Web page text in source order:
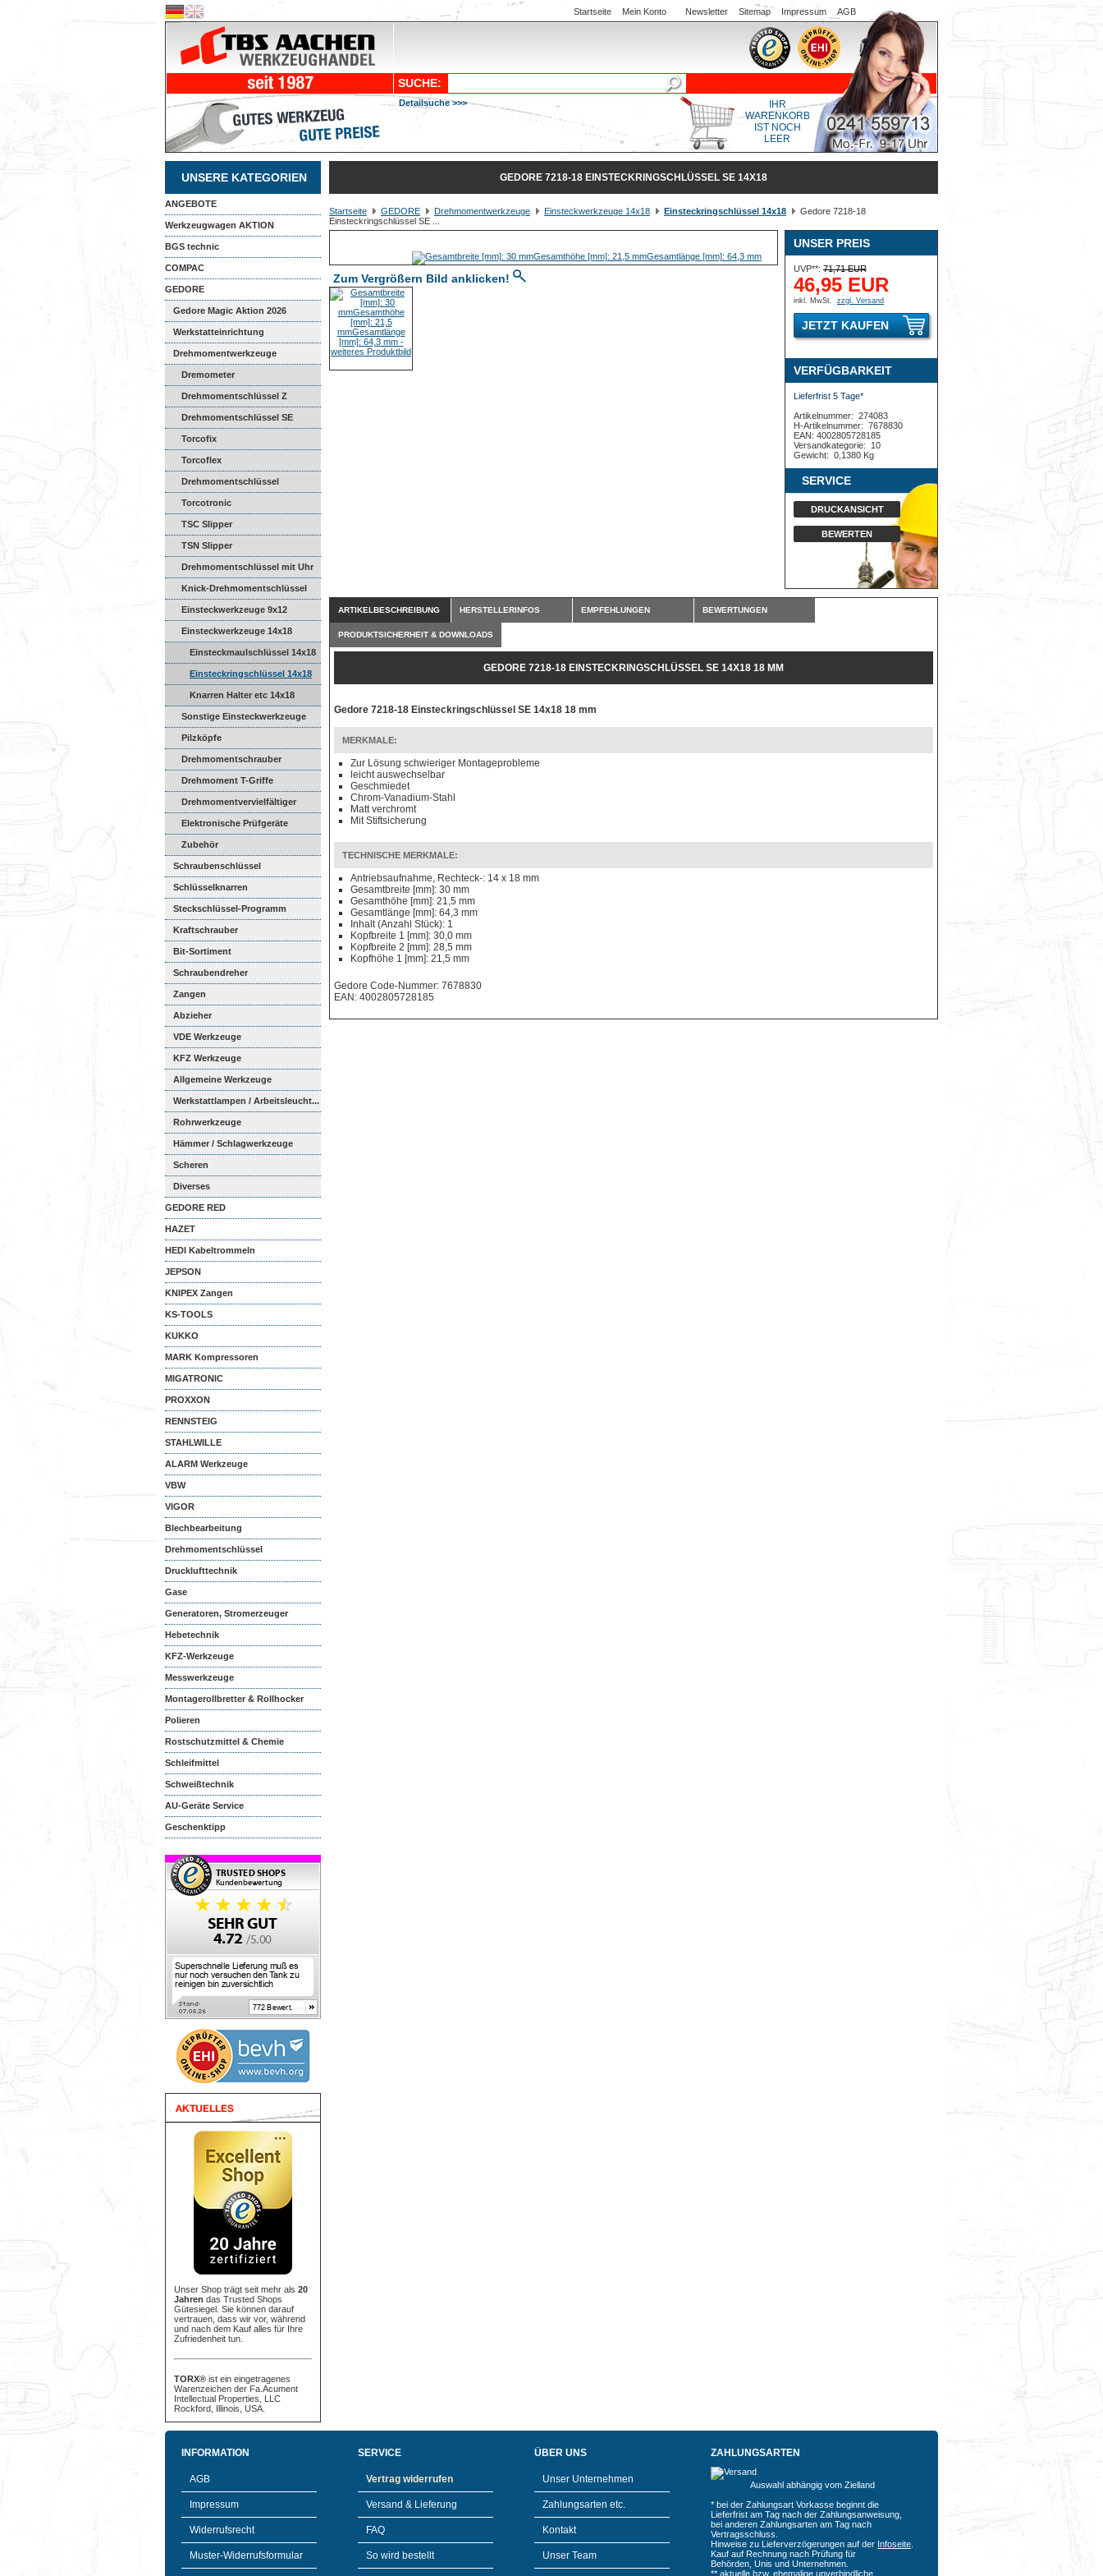
Startseite Mein Konto Newsletter Sitemap Impressum AGB
SUCHE:
Detailsuche >>>
IHR
WARENKORB
IST NOCH
LEER
UNSERE KATEGORIEN
ANGEBOTE
Werkzeugwagen AKTION
BGS technic
COMPAC
GEDORE
Gedore Magic Aktion 2026
Werkstatteinrichtung
Drehmomentwerkzeuge
Dremometer
Drehmomentschlüssel Z
Drehmomentschlüssel SE
Torcofix
Torcoflex
Drehmomentschlüssel
DREMASTER
Torcotronic
TSC Slipper
TSN Slipper
Drehmomentschlüssel mit Uhr
Knick-Drehmomentschlüssel
Einsteckwerkzeuge 9x12
Einsteckwerkzeuge 14x18
Einsteckmaulschlüssel 14x18
Einsteckringschlüssel 14x18
Knarren Halter etc 14x18
Sonstige Einsteckwerkzeuge
Pilzköpfe
Drehmomentschrauber
Drehmoment T-Griffe
Drehmomentvervielfältiger
Elektronische Prüfgeräte
Zubehör
Schraubenschlüssel
Schlüsselknarren
Steckschlüssel-Programm
Kraftschrauber
Bit-Sortiment
Schraubendreher
Zangen
Abzieher
VDE Werkzeuge
KFZ Werkzeuge
Allgemeine Werkzeuge
Werkstattlampen / Arbeitsleucht...
Rohrwerkzeuge
Hämmer / Schlagwerkzeuge
Scheren
Diverses
GEDORE RED
HAZET
HEDI Kabeltrommeln
JEPSON
KNIPEX Zangen
KS-TOOLS
KUKKO
MARK Kompressoren
MIGATRONIC
PROXXON
RENNSTEIG
STAHLWILLE
ALARM Werkzeuge
VBW
VIGOR
Blechbearbeitung
Drehmomentschlüssel
Drucklufttechnik
Gase
Generatoren, Stromerzeuger
Hebetechnik
KFZ-Werkzeuge
Messwerkzeuge
Montagerollbretter & Rollhocker
Polieren
Rostschutzmittel & Chemie
Schleifmittel
Schweißtechnik
AU-Geräte Service
Geschenktipp
Unser Shop trägt seit mehr als 20
Jahren das Trusted Shops
Gütesiegel. Sie können darauf
vertrauen, dass wir vor, während
und nach dem Kauf alles für Ihre
Zufriedenheit tun.
TORX® ist ein eingetragenes
Warenzeichen der Fa.Acument
Intellectual Properties, LLC
Rockford, Illinois, USA.
GEDORE 7218-18 EINSTECKRINGSCHLÜSSEL SE 14X18
Startseite GEDORE Drehmomentwerkzeuge Einsteckwerkzeuge 14x18 Einsteckringschlüssel 14x18
Gedore 7218-18
Einsteckringschlüssel SE ...
Zum Vergrößern Bild anklicken!
UNSER PREIS
UVP**: 71,71 EUR
46,95 EUR
inkl. MwSt. zzgl. Versand
JETZT KAUFEN
VERFÜGBARKEIT
Lieferfrist 5 Tage*
Artikelnummer: 274083
H-Artikelnummer: 7678830
EAN: 4002805728185
Versandkategorie:
10
Gewicht: 0,1380 Kg
SERVICE
DRUCKANSICHT
BEWERTEN
ARTIKELBESCHREIBUNG HERSTELLERINFOS EMPFEHLUNGEN BEWERTUNGEN
PRODUKTSICHERHEIT & DOWNLOADS
GEDORE 7218-18 EINSTECKRINGSCHLÜSSEL SE 14X18 18 MM
Gedore 7218-18 Einsteckringschlüssel SE 14x18 18 mm
MERKMALE:
Zur Lösung schwieriger Montageprobleme
leicht auswechselbar
Geschmiedet
Chrom-Vanadium-Stahl
Matt verchromt
Mit Stiftsicherung
TECHNISCHE MERKMALE:
Antriebsaufnahme, Rechteck-: 14 x 18 mm
Gesamtbreite [mm]: 30 mm
Gesamthöhe [mm]: 21,5 mm
Gesamtlänge [mm]: 64,3 mm
Inhalt (Anzahl Stück): 1
Kopfbreite 1 [mm]: 30,0 mm
Kopfbreite 2 [mm]: 28,5 mm
Kopfhöhe 1 [mm]: 21,5 mm
Gedore Code-Nummer: 7678830
EAN: 4002805728185
INFORMATION
AGB
Impressum
Widerrufsrecht
Muster-Widerrufsformular
SERVICE
Vertrag widerrufen
Versand & Lieferung
FAQ
So wird bestellt
ÜBER UNS
Unser Unternehmen
Zahlungsarten etc.
Kontakt
Unser Team
ZAHLUNGSARTEN
Auswahl abhängig vom Zielland
* bei der Zahlungsart Vorkasse beginnt die
Lieferfrist am Tag nach der Zahlungsanweisung,
bei anderen Zahlungsarten am Tag nach
Vertragsschluss.
Hinweise zu Lieferverzögerungen auf der Infoseite
Kauf auf Rechnung nach Prüfung für
Behörden, Unis und Unternehmen.
** aktuelle bzw. ehemalige unverbindliche